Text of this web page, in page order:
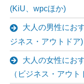
(KiU、wpcほか)
大人の男性にお
ジネス・アウトドア)
大人の女性にお
（ビジネス・アウト